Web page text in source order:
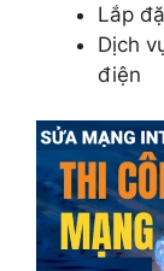
Lắp
Dịch
điện